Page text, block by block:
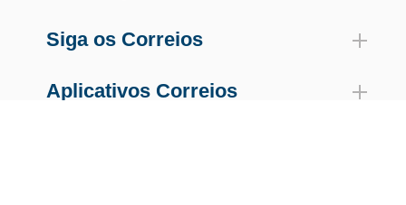
Siga os Correios
Aplicativos Correios